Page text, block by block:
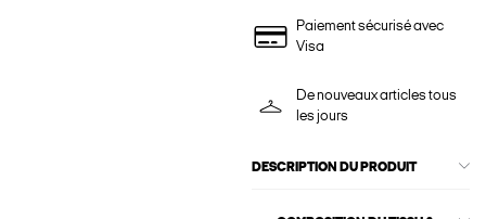
Paiement sécurisé avec
Visa
De nouveaux articles tous
les jours
DESCRIPTION DU PRODUIT